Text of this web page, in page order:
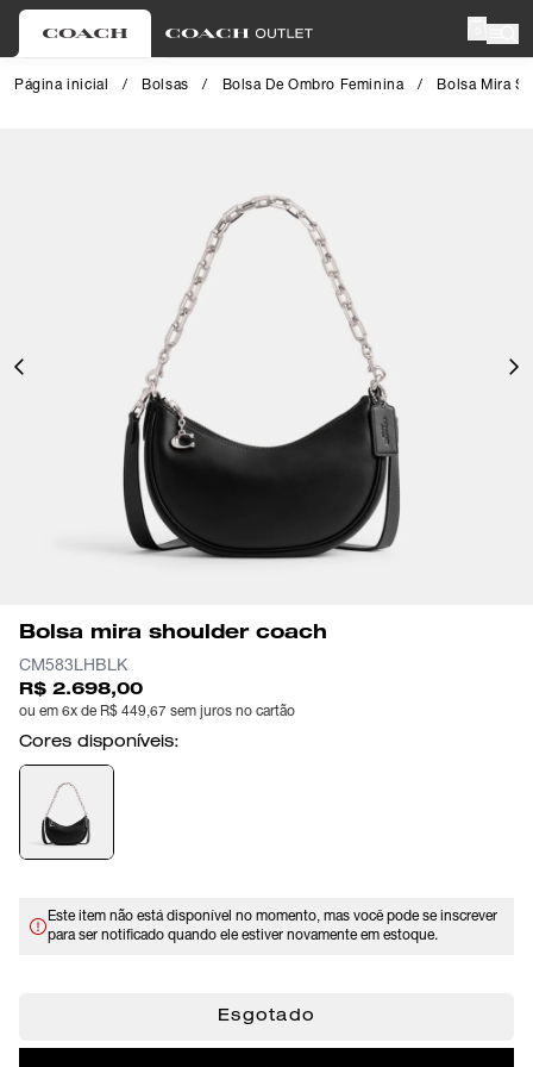
Página inicial / Bolsas / Bolsa De Ombro Feminina / Bolsa Mira
Bolsa mira shoulder coach
CM583LHBLK
R$ 2.698,00
ou em 6x de R$ 449,67 sem juros no cartão
Cores disponíveis:
Este item não está disponível no momento, mas você pode se inscrever
para ser notificado quando ele estiver novamente em estoque.
Esgotado